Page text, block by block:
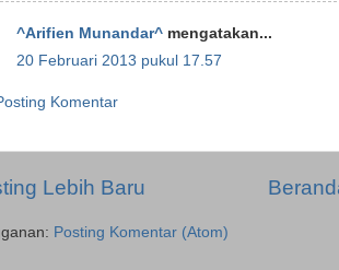
^Arifien Munandar^ mengatakan...
20 Februari 2013 pukul 17.57
Komentar
Lebih Baru
Posting Komentar (Atom)